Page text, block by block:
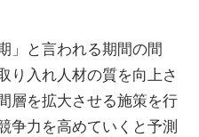
」と言われる期間の間
り入れ人材の質を向上さ
層を拡大させる施策を行
争力を高めていくと予測